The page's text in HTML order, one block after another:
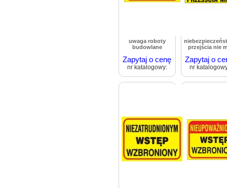
uwaga roboty
budowlane
Zapytaj o cenę
nr katalogowy:
przejścia nie
Zapytaj o
nr